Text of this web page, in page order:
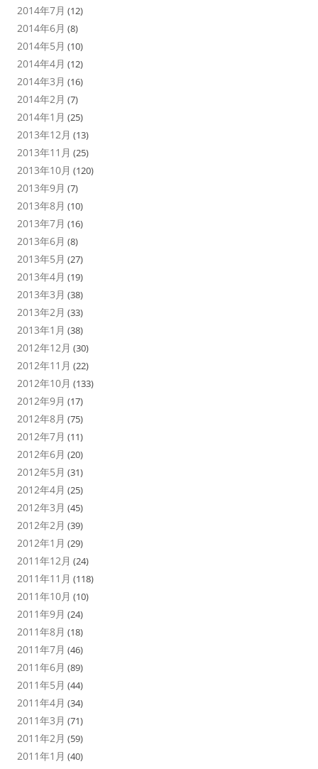
2014年7月 (12)
2014年6月 (8)
2014年5月 (10)
2014年4月 (12)
2014年3月 (16)
2014年2月 (7)
2014年1月 (25)
2013年12月 (13)
2013年11月 (25)
2013年10月 (120)
2013年9月 (7)
2013年8月 (10)
2013年7月 (16)
2013年6月 (8)
2013年5月 (27)
2013年4月 (19)
2013年3月 (38)
2013年2月 (33)
2013年1月 (38)
2012年12月 (30)
2012年11月 (22)
2012年10月 (133)
2012年9月 (17)
2012年8月 (75)
2012年7月 (11)
2012年6月 (20)
2012年5月 (31)
2012年4月 (25)
2012年3月 (45)
2012年2月 (39)
2012年1月 (29)
2011年12月 (24)
2011年11月 (118)
2011年10月 (10)
2011年9月 (24)
2011年8月 (18)
2011年7月 (46)
2011年6月 (89)
2011年5月 (44)
2011年4月 (34)
2011年3月 (71)
2011年2月 (59)
2011年1月 (40)